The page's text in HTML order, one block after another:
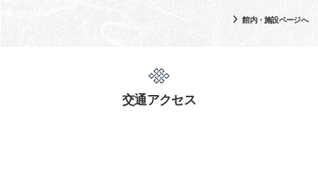
館内・施設ページへ
交通アクセス